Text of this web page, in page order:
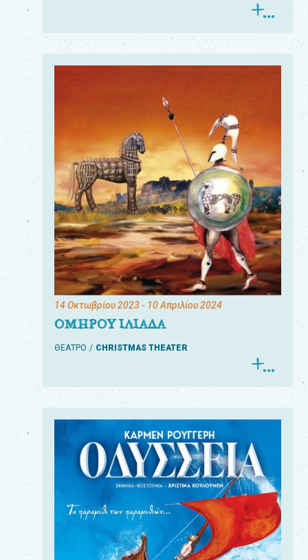
14 Οκτωβρίου 2023- 10 Απριλίου 2024
ΟΜΗΡΟΥ ΙΛΙΑΔΑ
ΘΕΑΤΡΟ CHRISTMAS THEATER